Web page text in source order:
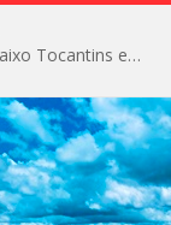
Igarapé-Miri conquista o melhor IDEB do Baixo Tocantins e avança na qualidade da educação pública